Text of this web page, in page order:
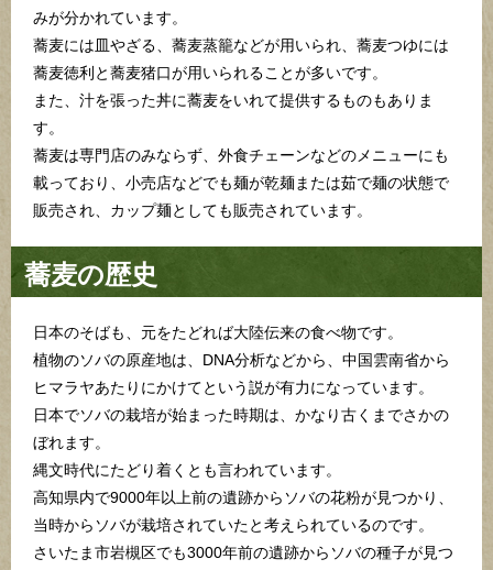
みが分かれています。
蕎麦には皿やざる、蕎麦蒸籠などが用いられ、蕎麦つゆには
蕎麦徳利と蕎麦猪口が用いられることが多いです。
また、汁を張った丼に蕎麦をいれて提供するものもありま
す。
蕎麦は専門店のみならず、外食チェーンなどのメニューにも
載っており、小売店などでも麺が乾麺または茹で麺の状態で
販売され、カップ麺としても販売されています。
蕎麦の歴史
日本のそばも、元をたどれば大陸伝来の食べ物です。
植物のソバの原産地は、DNA分析などから、中国雲南省から
ヒマラヤあたりにかけてという説が有力になっています。
日本でソバの栽培が始まった時期は、かなり古くまでさかの
ぼれます。
縄文時代にたどり着くとも言われています。
高知県内で9000年以上前の遺跡からソバの花粉が見つかり、
当時からソバが栽培されていたと考えられているのです。
さいたま市岩槻区でも3000年前の遺跡からソバの種子が見つ